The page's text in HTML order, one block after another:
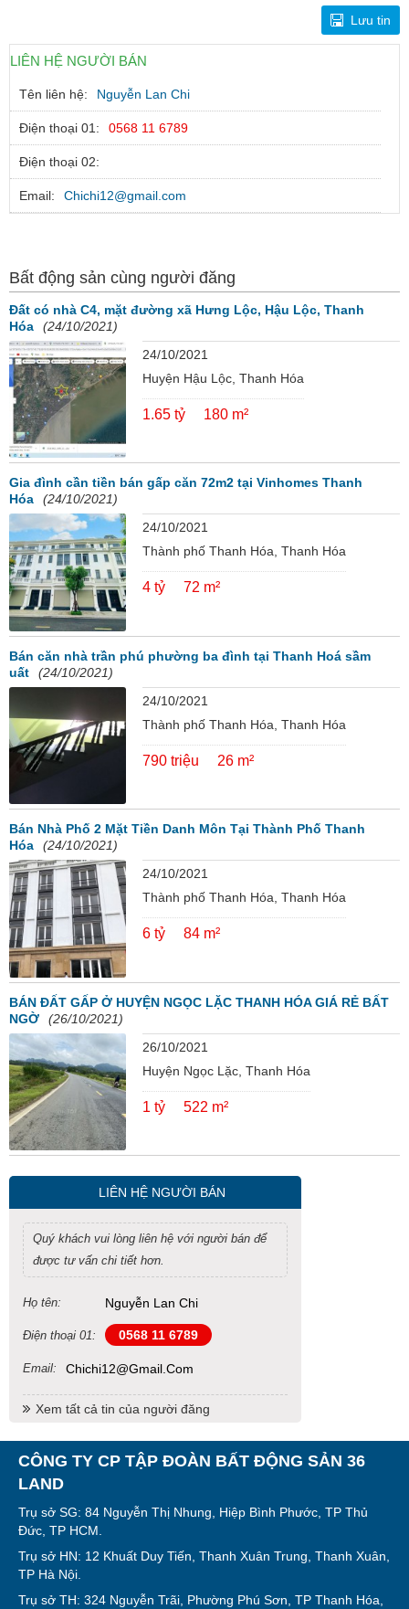
Lưu tin
LIÊN HỆ NGƯỜI BÁN
Tên liên hệ: Nguyễn Lan Chi
Điện thoại 01: 0568 11 6789
Điện thoại 02:
Email: Chichi12@gmail.com
Bất động sản cùng người đăng
Đất có nhà C4, mặt đường xã Hưng Lộc, Hậu Lộc, Thanh
Hóa
(24/10/2021)
24/10/2021
Huyện Hậu Lộc, Thanh Hóa
1.65 tỷ 180 m²
Gia đình cần tiền bán gấp căn 72m2 tại Vinhomes Thanh
Hóa
(24/10/2021)
24/10/2021
Thành phố Thanh Hóa, Thanh Hóa
4 tỷ 72 m²
Bán căn nhà trần phú phường ba đình tại Thanh Hoá sầm
uất
(24/10/2021)
24/10/2021
Thành phố Thanh Hóa, Thanh Hóa
790 triệu 26 m²
Bán Nhà Phố 2 Mặt Tiền Danh Môn Tại Thành Phố Thanh
Hóa
(24/10/2021)
24/10/2021
Thành phố Thanh Hóa, Thanh Hóa
6 tỷ 84 m²
BÁN ĐẤT GẤP Ở HUYỆN NGỌC LẶC THANH HÓA GIÁ RẺ BẤT
NGỜ
(26/10/2021)
26/10/2021
Huyện Ngọc Lặc, Thanh Hóa
1 tỷ 522 m²
LIÊN HỆ NGƯỜI BÁN
Quý khách vui lòng liên hệ với người bán để
được tư vấn chi tiết hơn.
Họ tên: Nguyễn Lan Chi
Điện thoại 01: 0568 11 6789
Email: Chichi12@gmail.com
Xem tất cả tin của người đăng
CÔNG TY CP TẬP ĐOÀN BẤT ĐỘNG SẢN 36
LAND
Trụ sở SG: 84 Nguyễn Thị Nhung, Hiệp Bình Phước, TP Thủ
Đức, TP HCM.
Trụ sở HN: 12 Khuất Duy Tiến, Thanh Xuân Trung, Thanh Xuân,
TP Hà Nội.
Trụ sở TH: 324 Nguyễn Trãi, Phường Phú Sơn, TP Thanh Hóa,